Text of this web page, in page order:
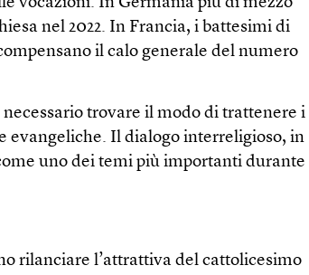
nel 2022. In Francia, i battesimi di
il calo generale del numero
trovare il modo di trattenere i
evangeliche. Il dialogo interreligioso, in
uno dei temi più importanti durante
rilanciare l’attrattiva del cattolicesimo